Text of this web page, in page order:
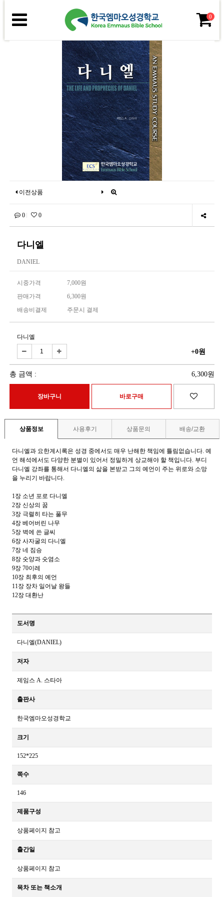
0
이전상품
0 0
다니엘
DANIEL
시중가격
7,000원
판매가격
6,300원
배송비결제
주문시 결제
다니엘
+0원
총 금액 : 6,300원
상품정보 사용후기 상품문의 배송/교환
다니엘과 요한계시록은 성경 중에서도 매우 난해한 책임에 틀림없습니다. 예
언 해석에서도 다양한 분별이 있어서 정밀하게 상교해야 할 책입니다. 부디
다니엘 강좌를 통해서 다니엘의 삶을 본받고 그의 예언이 주는 위로와 소망
을 누리기 바랍니다.
1장 소년 포로 다니엘
2장 신상의 꿈
3장 극렬히 타는 풀무
4장 베어버린 나무
5장 벽에 쓴 글씨
6장 사자굴의 다니엘
7장 네 짐승
8장 숫양과 숫염소
9장 70이레
10장 최후의 예언
11장 장차 일어날 왕들
12장 대환난
도서명
다니엘(DANIEL)
저자
제임스 A. 스타아
출판사
한국엠마오성경학교
크기
152*225
쪽수
146
제품구성
상품페이지 참고
출간일
상품페이지 참고
목차 또는 책소개